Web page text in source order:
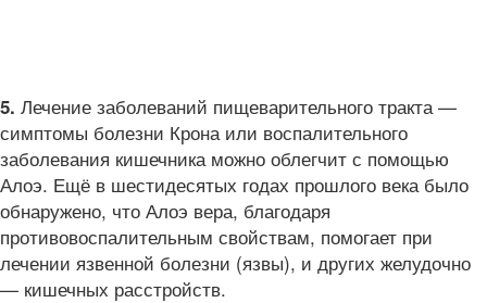
5. Лечение заболеваний пищеварительного тракта —
симптомы болезни Крона или воспалительного
заболевания кишечника можно облегчит с помощью
Алоэ. Ещё в шестидесятых годах прошлого века было
обнаружено, что Алоэ вера, благодаря
противовоспалительным свойствам, помогает при
лечении язвенной болезни (язвы), и других желудочно
— кишечных расстройств.